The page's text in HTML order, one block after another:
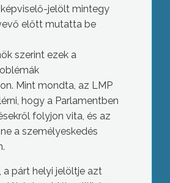
jelölt mintegy
előtt mutatta be
szerint ezek a
Mint mondta, az LMP
hogy a Parlamentben
folyjon vita, és az
a személyeskedés
a párt helyi jelöltje azt